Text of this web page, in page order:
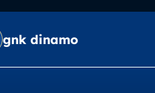
gnk dinamo